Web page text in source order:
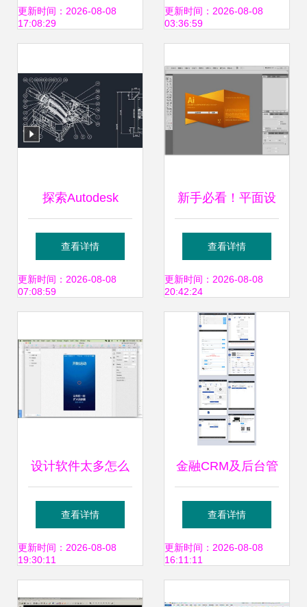
更新时间：2026-08-08
17:08:29
教程（含破解激
更新时间：2026-08-08
03:36:59
探索Autodesk
Inventor 专业机械
设计软件的3D
查看详情
更新时间：2026-08-08
07:08:59
新手必看！平面设
计软件推荐 这些工
具助你轻松开启设
计之路
查看详情
更新时间：2026-08-08
20:42:24
设计软件太多怎么
办？3年工作经验
帮你总结
查看详情
更新时间：2026-08-08
19:30:11
金融CRM及后台管
理软件UI规范与界
面设计指南
查看详情
更新时间：2026-08-08
16:11:11